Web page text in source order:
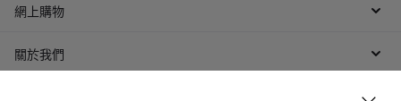
網上購物
關於我們